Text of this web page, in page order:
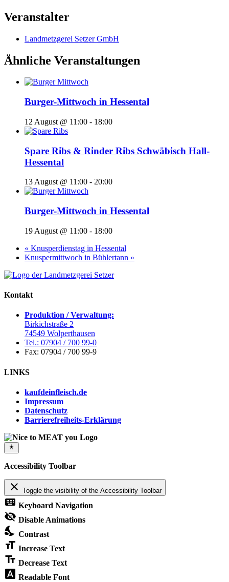
Veranstalter
Landmetzgerei Setzer GmbH
Ähnliche Veranstaltungen
Burger-Mittwoch in Hessental
12 August @ 11:00 - 18:00
Spare Ribs & Rinder Ribs Schwäbisch Hall-
Hessental
13 August @ 11:00 - 20:00
Burger-Mittwoch in Hessental
19 August @ 11:00 - 18:00
« Knusperdienstag in Hessental
Knuspermittwoch in Bühlertann »
Kontakt
Produktion / Verwaltung:
Birkichstraße 2
74549 Wolperthausen
Tel.: 07904 / 700 99-0
Fax: 07904 / 700 99-9
LINKS
kaufdeinfleisch.de
Impressum
Datenschutz
Barrierefreiheits-Erklärung
Accessibility Toolbar
close Toggle the visibility of the Accessibility Toolbar
keyboard Keyboard Navigation
visibility_off Disable Animations
nights_stay Contrast
format_size Increase Text
text_fields Decrease Text
font_download Readable Font